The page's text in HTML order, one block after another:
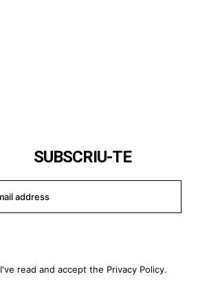
SUBSCRIU-TE
I've read and accept the Privacy Policy.